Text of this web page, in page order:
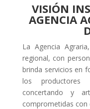
VISIÓN
AGENCIA
La Agencia
regional, con
brinda servicios en
los productores
concertando y
comprometidas con